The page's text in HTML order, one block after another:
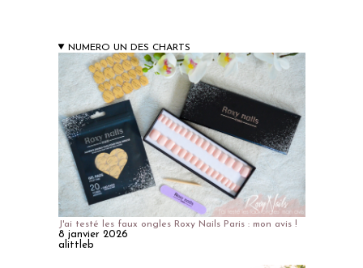
NUMERO UN DES CHARTS
J'ai testé les faux ongles Roxy Nails Paris : mon avis !
8 janvier 2026
alittleb